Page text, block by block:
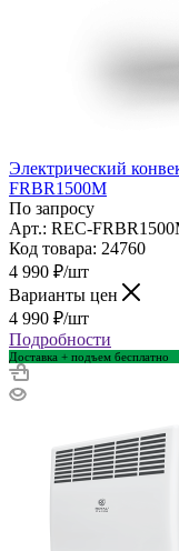
Электрический
FRBR1500M
По запросу
Арт.: REC-
Код товара: 24760
4 990 ₽/шт
Варианты цен
4 990 ₽/шт
Подробности
Доставка + подъем бесплатно